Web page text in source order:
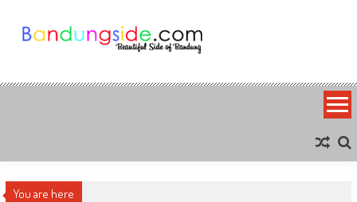
content
Bandung Side
You are here